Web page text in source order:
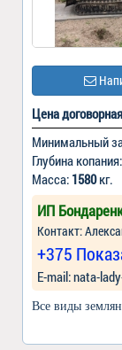
Цена договорная
Минимальный
Глубина копания:
Масса: 1580кг.
ИП
Контакт:
+375
Е-mail: nata-
Все виды